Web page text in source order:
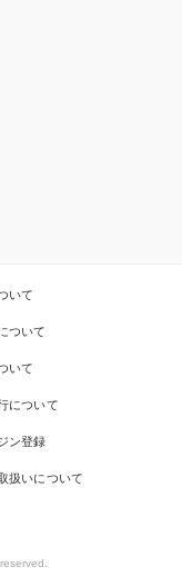
いて
ついて
いて
について
ン登録
扱いについて